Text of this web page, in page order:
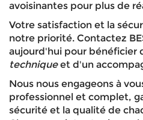
avoisinantes pour plus de
Votre satisfaction et la
notre priorité. Contactez
aujourd'hui pour bénéficier
techniqueet d'un
Nous nous engageons à
professionnel et complet,
sécurité et la qualité de